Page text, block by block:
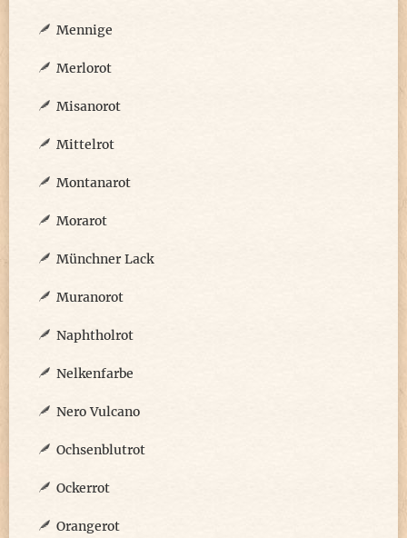
Mennige
Merlorot
Misanorot
Mittelrot
Montanarot
Morarot
Münchner Lack
Muranorot
Naphtholrot
Nelkenfarbe
Nero Vulcano
Ochsenblutrot
Ockerrot
Orangerot